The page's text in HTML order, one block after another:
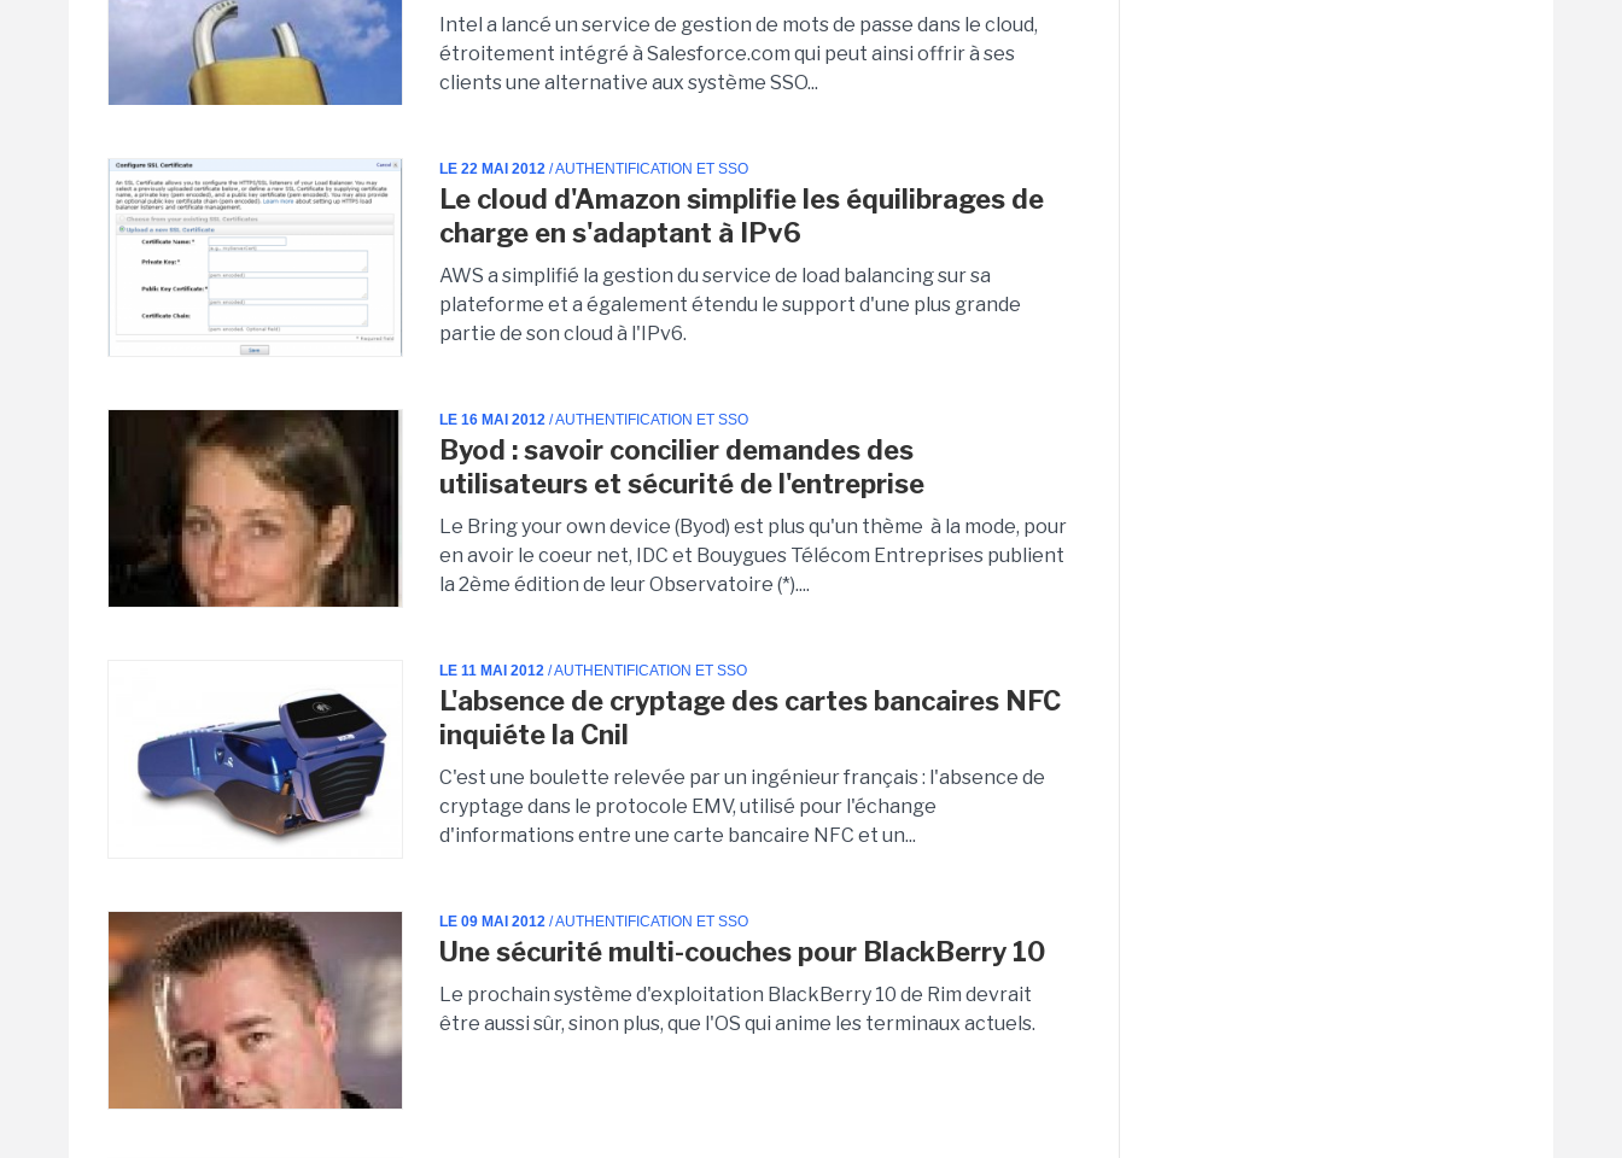
Intel a lancé un service de gestion de mots de passe dans le cloud,
étroitement intégré à Salesforce.com qui peut ainsi offrir à ses
clients une alternative aux système SSO...
LE 22 MAI 2012 / AUTHENTIFICATION ET SSO
Le cloud d'Amazon simplifie les équilibrages de
charge en s'adaptant à IPv6
AWS a simplifié la gestion du service de load balancing sur sa
plateforme et a également étendu le support d'une plus grande
partie de son cloud à l'IPv6.
LE 16 MAI 2012 / AUTHENTIFICATION ET SSO
Byod : savoir concilier demandes des
utilisateurs et sécurité de l'entreprise
Le Bring your own device (Byod) est plus qu'un thème à la mode, pour
en avoir le coeur net, IDC et Bouygues Télécom Entreprises publient
la 2ème édition de leur Observatoire (*)....
LE 11 MAI 2012 / AUTHENTIFICATION ET SSO
L'absence de cryptage des cartes bancaires NFC
inquiéte la Cnil
C'est une boulette relevée par un ingénieur français : l'absence de
cryptage dans le protocole EMV, utilisé pour l'échange
d'informations entre une carte bancaire NFC et un...
LE 09 MAI 2012 / AUTHENTIFICATION ET SSO
Une sécurité multi-couches pour BlackBerry 10
Le prochain système d'exploitation BlackBerry 10 de Rim devrait
être aussi sûr, sinon plus, que l'OS qui anime les terminaux actuels.